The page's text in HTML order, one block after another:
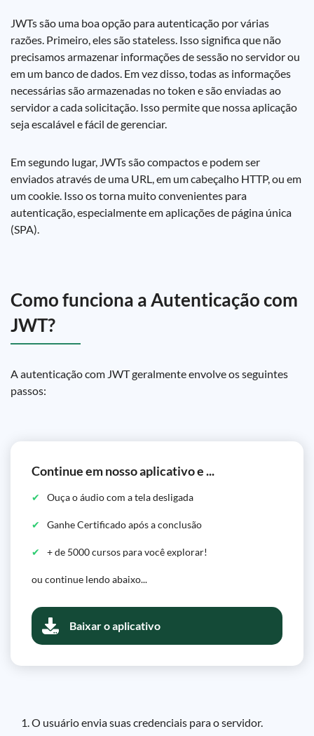
JWTs são uma boa opção para autenticação por várias
razões. Primeiro, eles são stateless. Isso significa que não
precisamos armazenar informações de sessão no servidor ou
em um banco de dados. Em vez disso, todas as informações
necessárias são armazenadas no token e são enviadas ao
servidor a cada solicitação. Isso permite que nossa aplicação
seja escalável e fácil de gerenciar.
Em segundo lugar, JWTs são compactos e podem ser
enviados através de uma URL, em um cabeçalho HTTP, ou em
um cookie. Isso os torna muito convenientes para
autenticação, especialmente em aplicações de página única
(SPA).
Como funciona a Autenticação com
JWT?
A autenticação com JWT geralmente envolve os seguintes
passos:
Continue em nosso aplicativo e ...
Ouça o áudio com a tela desligada
Ganhe Certificado após a conclusão
+ de 5000 cursos para você explorar!
ou continue lendo abaixo...
Baixar o aplicativo
O usuário envia suas credenciais para o servidor.